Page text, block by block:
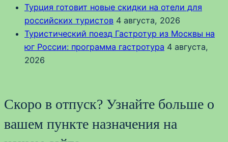
Турция готовит новые скидки на отели для
российских туристов 4 августа, 2026
Туристический поезд Гастротур из Москвы на
юг России: программа гастротура 4 августа,
2026
Скоро в отпуск? Узнайте больше о
вашем пункте назначения на